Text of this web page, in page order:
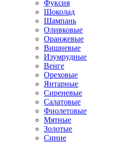
Фуксия
Шоколад
Шампань
Оливковые
Оранжевые
Вишневые
Изумрудные
Венге
Ореховые
Янтарные
Сиреневые
Салатовые
Фиолетовые
Мятные
Золотые
Синие